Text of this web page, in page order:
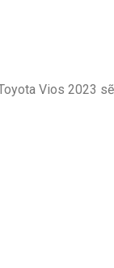
Vios 2023